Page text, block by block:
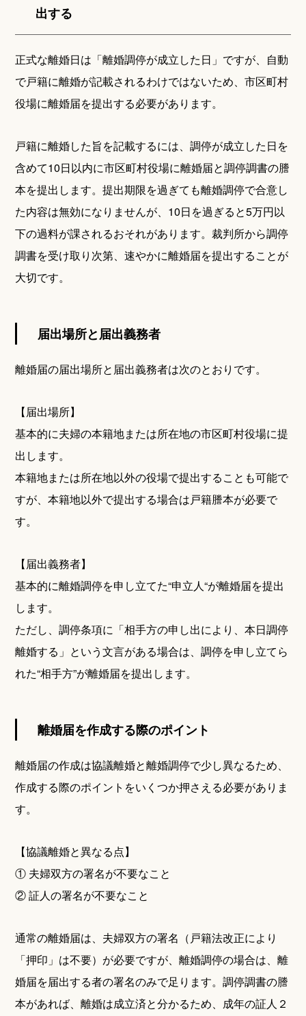
出する
正式な離婚日は「離婚調停が成立した日」ですが、自動
で戸籍に離婚が記載されるわけではないため、市区町村
役場に離婚届を提出する必要があります。
戸籍に離婚した旨を記載するには、調停が成立した日を
含めて10日以内に市区町村役場に離婚届と調停調書の謄
本を提出します。提出期限を過ぎても離婚調停で合意し
た内容は無効になりませんが、10日を過ぎると5万円以
下の過料が課されるおそれがあります。裁判所から調停
調書を受け取り次第、速やかに離婚届を提出することが
大切です。
届出場所と届出義務者
離婚届の届出場所と届出義務者は次のとおりです。
【届出場所】
基本的に夫婦の本籍地または所在地の市区町村役場に提
出します。
本籍地または所在地以外の役場で提出することも可能で
すが、本籍地以外で提出する場合は戸籍謄本が必要で
す。
【届出義務者】
基本的に離婚調停を申し立てた“申立人“が離婚届を提出
します。
ただし、調停条項に「相手方の申し出により、本日調停
離婚する」という文言がある場合は、調停を申し立てら
れた“相手方”が離婚届を提出します。
離婚届を作成する際のポイント
離婚届の作成は協議離婚と離婚調停で少し異なるため、
作成する際のポイントをいくつか押さえる必要がありま
す。
【協議離婚と異なる点】
① 夫婦双方の署名が不要なこと
② 証人の署名が不要なこと
通常の離婚届は、夫婦双方の署名（戸籍法改正により
「押印」は不要）が必要ですが、離婚調停の場合は、離
婚届を届出する者の署名のみで足ります。調停調書の謄
本があれば、離婚は成立済と分かるため、成年の証人２